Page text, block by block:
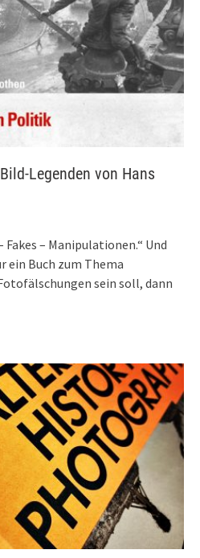
Legenden von Hans
Fakes – Manipulationen.“ Und
ein Buch zum Thema
sein soll, dann